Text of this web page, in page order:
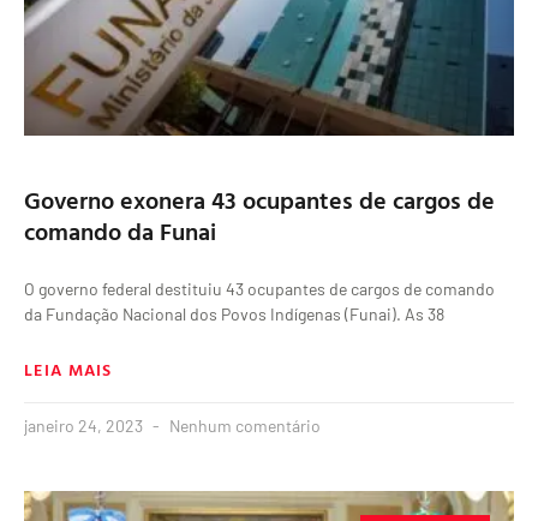
Governo exonera 43 ocupantes de cargos de
comando da Funai
O governo federal destituiu 43 ocupantes de cargos de comando
da Fundação Nacional dos Povos Indígenas (Funai). As 38
LEIA MAIS
janeiro 24, 2023 Nenhum comentário